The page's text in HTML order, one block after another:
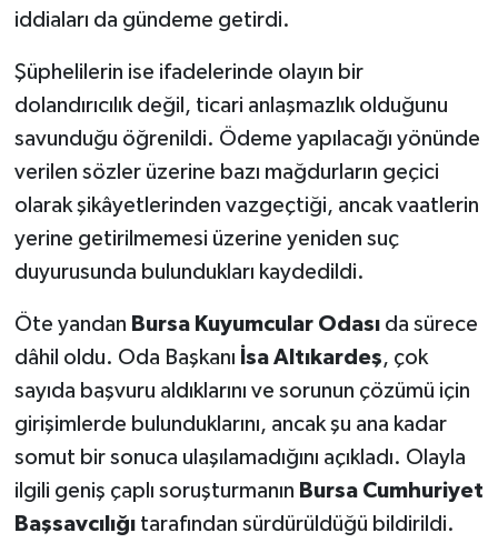
iddiaları da gündeme getirdi.
Şüphelilerin ise ifadelerinde olayın bir
dolandırıcılık değil, ticari anlaşmazlık olduğunu
savunduğu öğrenildi. Ödeme yapılacağı yönünde
verilen sözler üzerine bazı mağdurların geçici
olarak şikâyetlerinden vazgeçtiği, ancak vaatlerin
yerine getirilmemesi üzerine yeniden suç
duyurusunda bulundukları kaydedildi.
Öte yandan Bursa Kuyumcular Odasıda sürece
dâhil oldu. Oda Başkanı İsa Altıkardeş, çok
sayıda başvuru aldıklarını ve sorunun çözümü için
girişimlerde bulunduklarını, ancak şu ana kadar
somut bir sonuca ulaşılamadığını açıkladı. Olayla
ilgili geniş çaplı soruşturmanın Bursa Cumhuriyet
Başsavcılığıtarafından sürdürüldüğü bildirildi.